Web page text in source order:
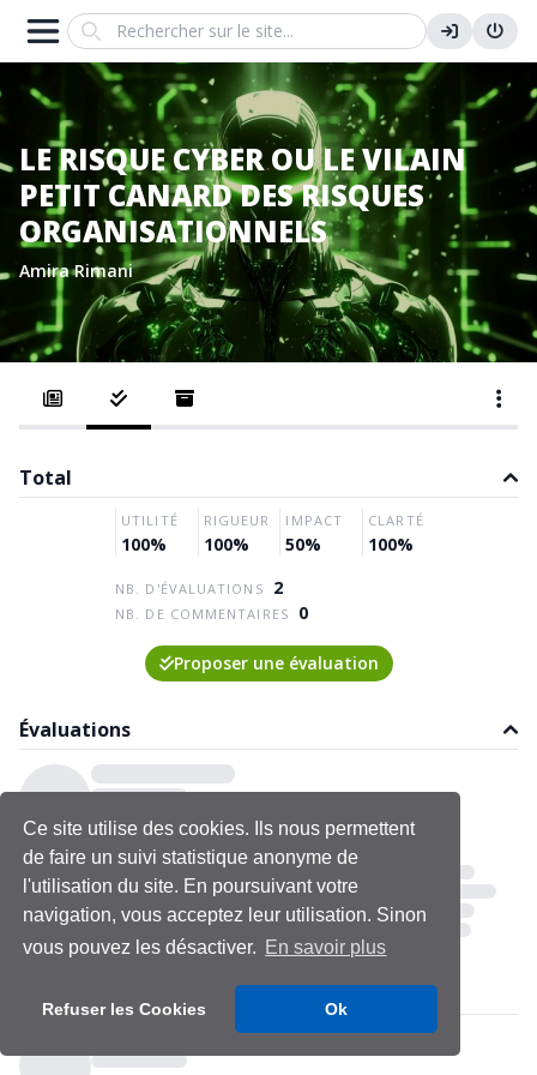
Ce site utilise des cookies. Ils nous permettent
de faire un suivi statistique anonyme de
l'utilisation du site. En poursuivant votre
navigation, vous acceptez leur utilisation. Sinon
vous pouvez les désactiver. En savoir plus
Refuser les Cookies Ok
Search
LE RISQUE CYBER OU LE VILAIN
PETIT CANARD DES RISQUES
ORGANISATIONNELS
Amira Rimani
Total
UTILITÉ
100%
RIGUEUR
100%
IMPACT
50%
CLARTÉ
100%
NB. D'ÉVALUATIONS 2
NB. DE COMMENTAIRES 0
Proposer une évaluation
Évaluations